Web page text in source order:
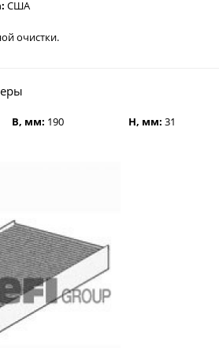
США
очистки.
B, мм: 190 H, мм:31